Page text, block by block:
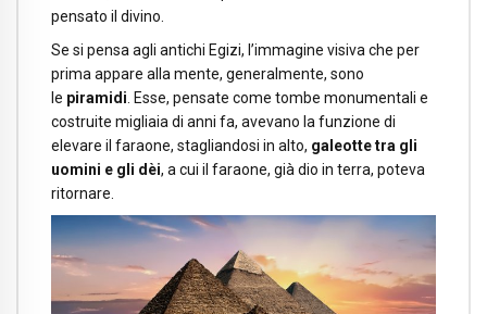
pensato il divino.
Se si pensa agli antichi Egizi, l’immagine visiva che per
prima appare alla mente, generalmente, sono
le piramidi . Esse, pensate come tombe monumentali e
costruite migliaia di anni fa, avevano la funzione di
elevare il faraone, stagliandosi in alto, galeotte tra gli
uomini e gli dèi, a cui il faraone, già dio in terra, poteva
ritornare.